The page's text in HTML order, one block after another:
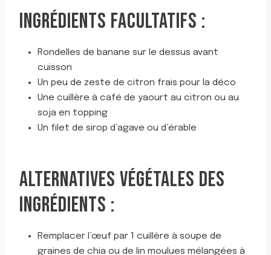
INGRÉDIENTS FACULTATIFS :
Rondelles de banane sur le dessus avant
cuisson
Un peu de zeste de citron frais pour la déco
Une cuillère à café de yaourt au citron ou au
soja en topping
Un filet de sirop d’agave ou d’érable
ALTERNATIVES VÉGÉTALES DES
INGRÉDIENTS :
Remplacer l’œuf par 1 cuillère à soupe de
graines de chia ou de lin moulues mélangées à